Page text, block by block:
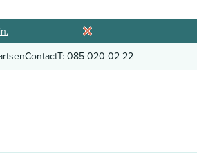
ContactT: 085 020 02 22